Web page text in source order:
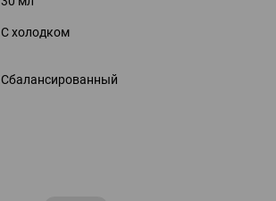
С холодком
Сбалансированный